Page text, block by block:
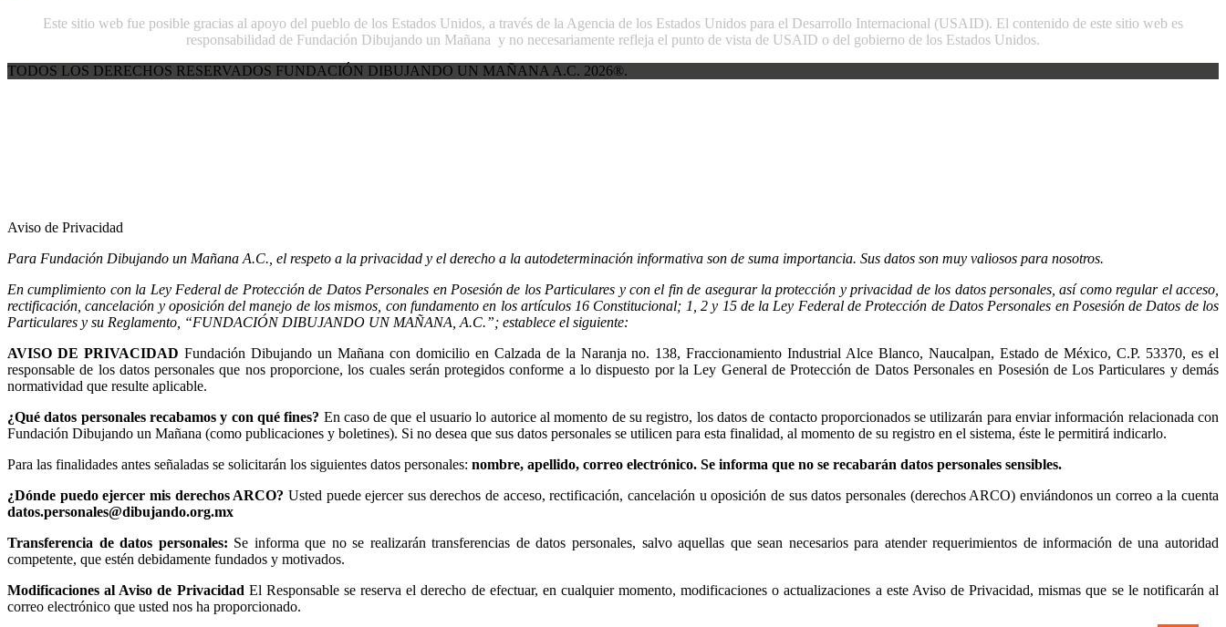
Este sitio web fue posible gracias al apoyo del pueblo de los Estados Unidos, a través de la Agencia de los Estados Unidos para el Desarrollo Internacional (USAID). El contenido de este sitio web es
responsabilidad de Fundación Dibujando un Mañana y no necesariamente refleja el punto de vista de USAID o del gobierno de los Estados Unidos.
TODOS LOS DERECHOS RESERVADOS FUNDACIÓN DIBUJANDO UN MAÑANA A.C. 2026®.
Aviso de Privacidad
Para Fundación Dibujando un Mañana A.C., el respeto a la privacidad y el derecho a la autodeterminación informativa son de suma importancia. Sus datos son muy valiosos para nosotros.
En cumplimiento con la Ley Federal de Protección de Datos Personales en Posesión de los Particulares y con el fin de asegurar la protección y privacidad de los datos personales, así como regular el acceso,
rectificación, cancelación y oposición del manejo de los mismos, con fundamento en los artículos 16 Constitucional; 1, 2 y 15 de la Ley Federal de Protección de Datos Personales en Posesión de Datos de los
Particulares y su Reglamento, “FUNDACIÓN DIBUJANDO UN MAÑANA, A.C.”; establece el siguiente:
AVISO DE PRIVACIDAD Fundación Dibujando un Mañana con domicilio en Calzada de la Naranja no. 138, Fraccionamiento Industrial Alce Blanco, Naucalpan, Estado de México, C.P. 53370, es el
responsable de los datos personales que nos proporcione, los cuales serán protegidos conforme a lo dispuesto por la Ley General de Protección de Datos Personales en Posesión de Los Particulares y demás
normatividad que resulte aplicable.
¿Qué datos personales recabamos y con qué fines? En caso de que el usuario lo autorice al momento de su registro, los datos de contacto proporcionados se utilizarán para enviar información relacionada con
Fundación Dibujando un Mañana (como publicaciones y boletines). Si no desea que sus datos personales se utilicen para esta finalidad, al momento de su registro en el sistema, éste le permitirá indicarlo.
Para las finalidades antes señaladas se solicitarán los siguientes datos personales: nombre, apellido, correo electrónico. Se informa que no se recabarán datos personales sensibles.
¿Dónde puedo ejercer mis derechos ARCO? Usted puede ejercer sus derechos de acceso, rectificación, cancelación u oposición de sus datos personales (derechos ARCO) enviándonos un correo a la cuenta
datos.personales@dibujando.org.mx
Transferencia de datos personales: Se informa que no se realizarán transferencias de datos personales, salvo aquellas que sean necesarios para atender requerimientos de información de una autoridad
competente, que estén debidamente fundados y motivados.
Modificaciones al Aviso de Privacidad El Responsable se reserva el derecho de efectuar, en cualquier momento, modificaciones o actualizaciones a este Aviso de Privacidad, mismas que se le notificarán al
correo electrónico que usted nos ha proporcionado.